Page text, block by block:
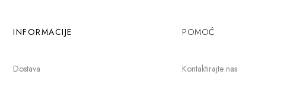
INFORMACIJE
Dostava
POMOĆ
Kontaktirajte nas